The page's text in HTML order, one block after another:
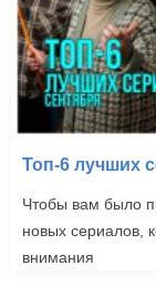
Топ-6 лучших
Чтобы вам было
новых сериалов,
внимания